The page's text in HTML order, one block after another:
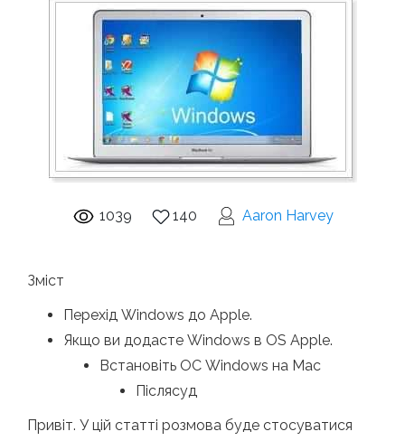
1039 140 Aaron Harvey
Зміст
Перехід Windows до Apple.
Якщо ви додасте Windows в OS Apple.
Встановіть ОС Windows на Mac
Післясуд
Привіт. У цій статті розмова буде стосуватися